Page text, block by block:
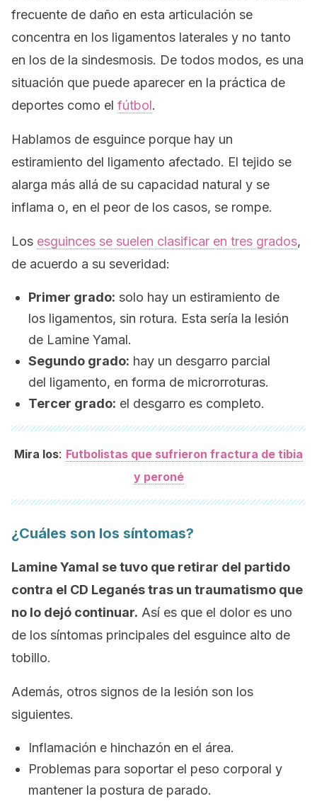
frecuente de daño en esta articulación se
concentra en los ligamentos laterales y no tanto
en los de la sindesmosis. De todos modos, es una
situación que puede aparecer en la práctica de
deportes como el fútbol.
Hablamos de esguince porque hay un
estiramiento del ligamento afectado. El tejido se
alarga más allá de su capacidad natural y se
inflama o, en el peor de los casos, se rompe.
Los esguinces se suelen clasificar en tres grados,
de acuerdo a su severidad:
Primer grado: solo hay un estiramiento de
los ligamentos, sin rotura. Esta sería la lesión
de Lamine Yamal.
Segundo grado: hay un desgarro parcial
del ligamento, en forma de microrroturas.
Tercer grado: el desgarro es completo.
Mira los: Futbolistas que sufrieron fractura de tibia
y peroné
¿Cuáles son los síntomas?
Lamine Yamal se tuvo que retirar del partido
contra el CD Leganés tras un traumatismo que
no lo dejó continuar. Así es que el dolor es uno
de los síntomas principales del esguince alto de
tobillo.
Además, otros signos de la lesión son los
siguientes.
Inflamación e hinchazón en el área.
Problemas para soportar el peso corporal y
mantener la postura de parado.